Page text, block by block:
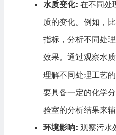
水质变化: 在不同处
质的变化。例如，
指标，分析不同处
效果。通过观察水
理解不同处理工艺
要具备一定的化学
验室的分析结果来辅
环境影响: 观察污水